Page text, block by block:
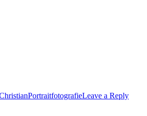
Posted
PortraitfotografieLeave a Reply